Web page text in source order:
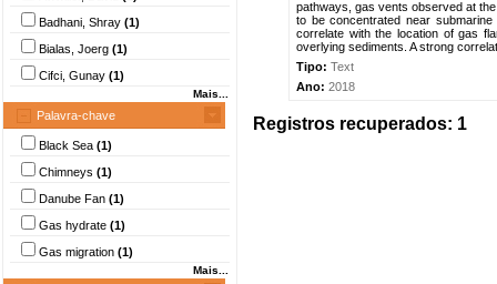
Badhani, Shray (1)
Bialas, Joerg (1)
Cifci, Gunay (1)
Mais...
Palavra-chave
Black Sea (1)
Chimneys (1)
Danube Fan (1)
Gas hydrate (1)
Gas migration (1)
Mais...
pathways, gas vents observed at
to be concentrated near
correlate with the location of gas
overlying sediments. A strong
Tipo: Text
Ano: 2018
Registros recuperados: 1